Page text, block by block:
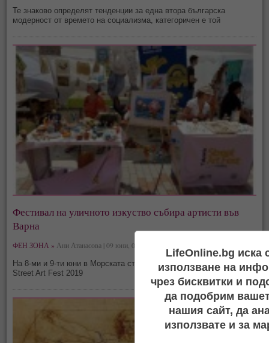
Те знаково определят тенденции за една втора българска
модерност от времето на социализма, категоричен е той
Фестивал на уличното изкуство събира артисти във
Варна
ФЕН ЗОНА » Ани Атанасова | 09 юни, 08:28
На 8-ми и 9-ти юни в Морската столица се провежда Talyana
Street Art Fest 2019
LifeOnline.bg иска
използване на
чрез бисквитки и
да подобрим
нашия сайт, да
използвате и за